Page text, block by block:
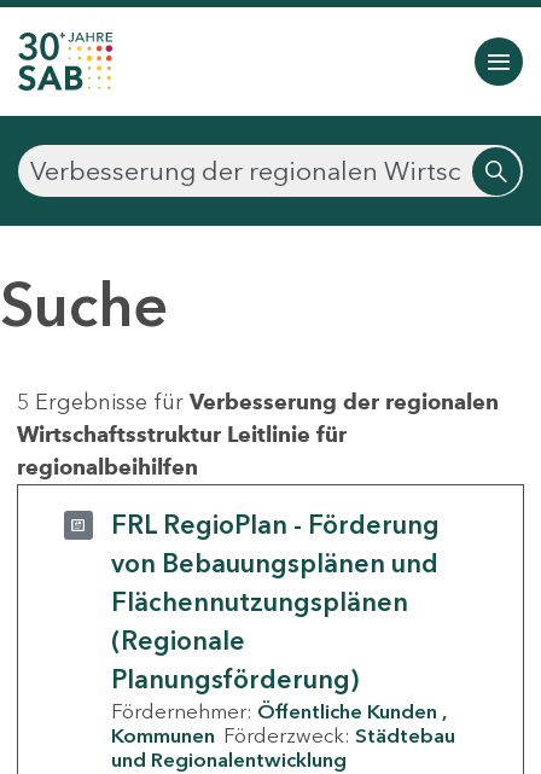
Suche
5 Ergebnisse für Verbesserung der regionalen
Wirtschaftsstruktur Leitlinie für
regionalbeihilfen
FRL RegioPlan - Förderung
von Bebauungsplänen und
Flächennutzungsplänen
(Regionale
Planungsförderung)
Fördernehmer: Öffentliche Kunden
Kommunen Förderzweck: Städtebau
und Regionalentwicklung